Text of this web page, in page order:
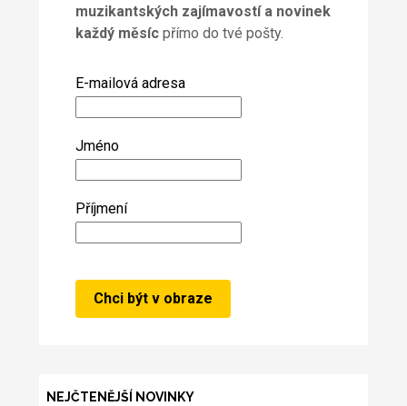
muzikantských zajímavostí a novinek
každý měsícpřímo do tvé pošty.
E-mailová adresa
Jméno
Příjmení
NEJČTENĚJŠÍ NOVINKY